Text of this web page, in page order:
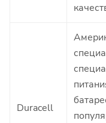
Duracell